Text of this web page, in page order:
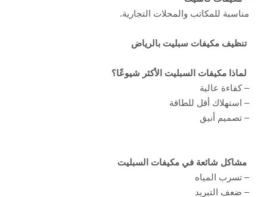
مناسبة للمكاتب والمحلات التجارية.
تنظيف مكيفات سبليت بالرياض
لماذا مكيفات السبليت الأكثر شيوعًا؟
– كفاءة عالية
– استهلاك أقل للطاقة
– تصميم أنيق
مشاكل شائعة في مكيفات السبليت
– تسرب المياه
– ضعف التبريد